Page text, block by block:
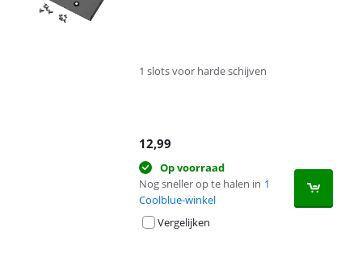
1 slots voor harde schijven
12,99
Op voorraad
Nog sneller op te halen in 1
Coolblue-winkel
Vergelijken